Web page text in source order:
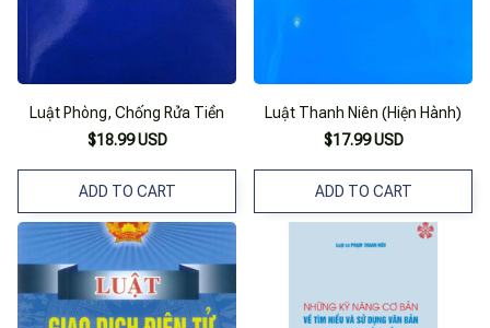
Luật Phòng, Chống Rửa Tiền
$18.99 USD
ADD TO CART
Luật Thanh Niên (Hiện Hành)
$17.99 USD
ADD TO CART